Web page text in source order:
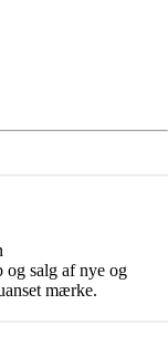
og salg af nye og
mærke.